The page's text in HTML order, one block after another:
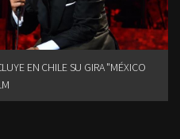
EN CHILE SU GIRA "MÉXICO